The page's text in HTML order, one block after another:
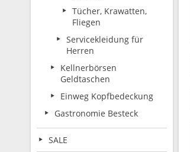
Tücher, Krawatten,
Fliegen
Servicekleidung für
Herren
Kellnerbörsen
Geldtaschen
Einweg Kopfbedeckung
Gastronomie Besteck
SALE